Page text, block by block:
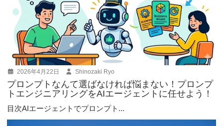
2026年4月22日 Shinozaki Ryo
プロンプトなんて選ばなければ悩まない！プロンプ
トエンジニアリングをAIエージェントに任せよう！
目次AIエージェントでプロンプト...